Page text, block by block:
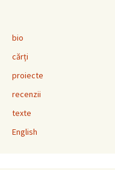
bio
cărți
proiecte
recenzii
texte
English